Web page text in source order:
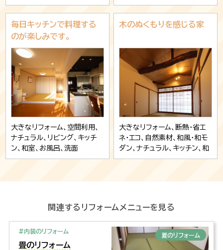
毎日キッチンで料理する
のが楽しみです。
大きなリフォーム、空間利用、
ナチュラル、リビング、キッチ
ン、和室、お風呂、洗面
木のぬくもりを感じる家
大きなリフォーム、断熱・省エ
ネ・エコ、自然素材、和風・和モ
ダン、ナチュラル、キッチン、和
室
関連するリフォームメニューを見る
夏のリフォーム
#内装のリフォーム
畳のリフォーム